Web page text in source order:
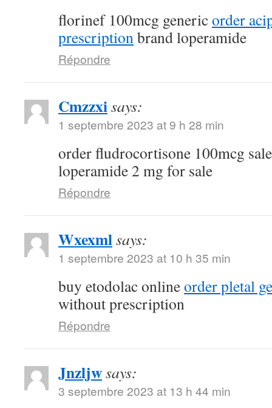
florinef 100mcg genericorder
prescriptionbrand loperamide
Répondre
Cmzzxisays:
1 septembre 2023 at 9 h 28 min
order fludrocortisone 100mcg
loperamide 2 mg for sale
Répondre
Wxexmlsays:
1 septembre 2023 at 10 h 35 min
buy etodolac onlineorder pletal
without prescription
Répondre
Jnzljwsays:
3 septembre 2023 at 13 h 44 min